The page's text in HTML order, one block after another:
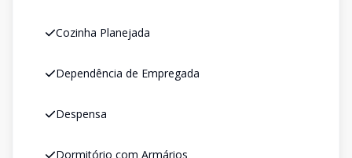
Cozinha Planejada
Dependência de Empregada
Despensa
Dormitório com Armários